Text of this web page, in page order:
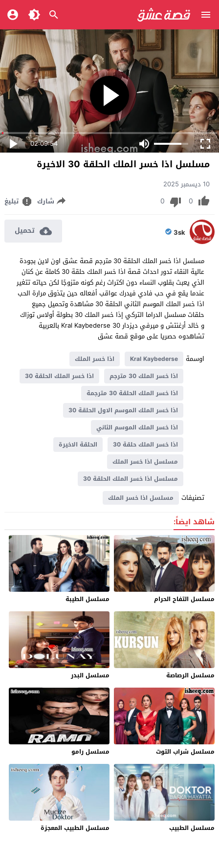
02:09:54
مسلسل اذا خسر الملك الحلقة 30 الاخيرة
10 ديسمبر 2025
0
0 شارك تبليغ
3sk تحميل
مسلسل اذا خسر الملك الحلقة 30 مترجم قصة عشق اون لاين بجودة
عالية النقاء تدور احداث قصة اذا خسر الملك حلقة 30 كاملة عن كنان
الذي يعبث بقلوب النساء دون اكتراث رغم كونه متزوجًا لكن حياته تتغير
عندما يقع في حب فادي فيدرك عواقب أفعاله حين يتذوق مرارة الحب
اذا خسر الملك الموسم الثاني الحلقة 30 مشاهدة وتحميل جميع
حلقات مسلسل الدراما التركي إذا خسر الملك 30 بطولة أولاس توزاك
و خالد أرغنتش و ميرفي ديزدار Kral Kaybederse 30 بالعربية
تشاهدوه حصريا على موقع قصة عشق
اوسمة
Kral Kaybederse
اذا خسر الملك
اذا خسر الملك 30 مترجم
اذا خسر الملك الحلقة 30
اذا خسر الملك الحلقة 30 مترجمة
اذا خسر الملك الموسم الاول الحلقة 30
اذا خسر الملك الموسم الثاني
اذا خسر الملك حلقة 30
الحلقة الاخيرة
مسلسل اذا خسر الملك
مسلسل اذا خسر الملك الحلقة 30
تصنيفات مسلسل اذا خسر الملك
شاهد ايضاً:
مسلسل التفاح الحرام مسلسل الطيبة
مسلسل الرصاصة مسلسل البدر
مسلسل شراب التوت مسلسل رامو
مسلسل الطبيب مسلسل الطبيب المعجزة